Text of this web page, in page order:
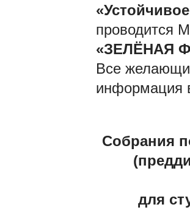
проводится
«ЗЕЛЁНАЯ
Все
информация
Собрания
для